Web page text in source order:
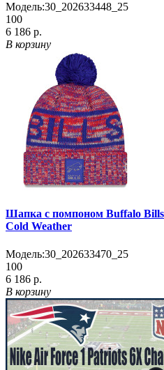
Модель:30_202633448_25
100
6 186 р.
В корзину
Шапка с помпоном Buffalo Bills
Cold Weather
Модель:30_202633470_25
100
6 186 р.
В корзину